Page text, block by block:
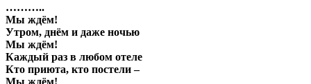
………..
Мы ждём!
Утром, днём и даже ночью
Мы ждём!
Каждый раз в любом отеле
Кто приюта, кто постели –
Мы ждём!